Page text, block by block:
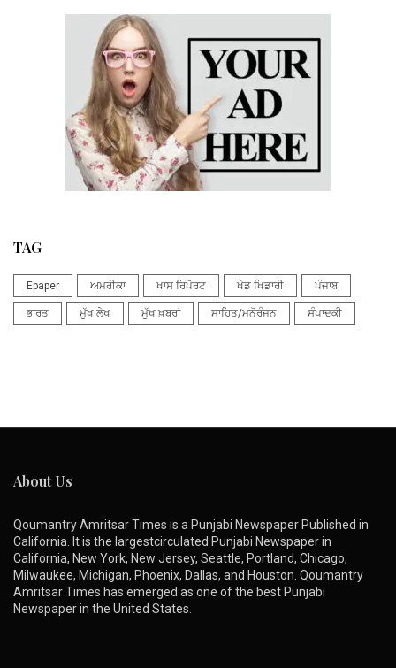
TAG
Epaper ਅਮਰੀਕਾ ਖਾਸ ਰਿਪੋਰਟ ਖੇਡ ਖਿਡਾਰੀ ਪੰਜਾਬ
ਭਾਰਤ ਮੁੱਖ ਲੇਖ ਮੁੱਖ ਖ਼ਬਰਾਂ ਸਾਹਿਤ/ਮਨੋਰੰਜਨ ਸੰਪਾਦਕੀ
About Us
Qoumantry Amritsar Times is a Punjabi Newspaper Published in
California. It is the largestcirculated Punjabi Newspaper in
California, New York, New Jersey, Seattle, Portland, Chicago,
Milwaukee, Michigan, Phoenix, Dallas, and Houston. Qoumantry
Amritsar Times has emerged as one of the best Punjabi
Newspaper in the United States.